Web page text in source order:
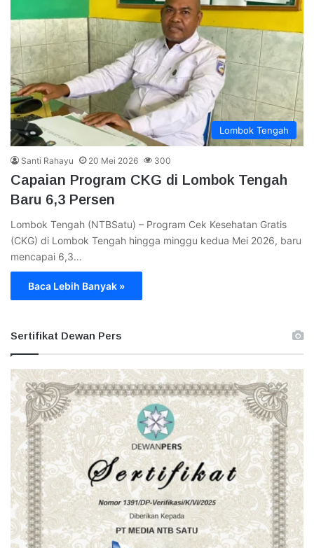
Lombok Tengah
Santi Rahayu 20 Mei 2026 300
Capaian Program CKG di Lombok Tengah
Baru 6,3 Persen
Lombok Tengah (NTBSatu) – Program Cek Kesehatan Gratis
(CKG) di Lombok Tengah hingga minggu kedua Mei 2026, baru
mencapai 6,3…
Baca Lebih Banyak »
Sertifikat Dewan Pers